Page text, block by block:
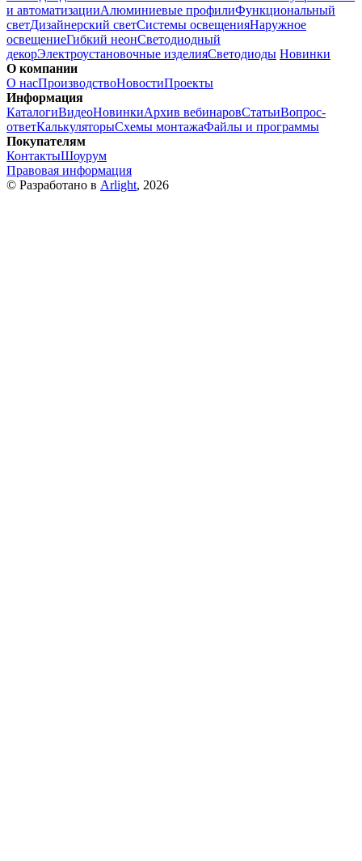
и автоматизацииАлюминиевые профилиФункциональный
светДизайнерский светСистемы освещенияНаружное
освещениеГибкий неонСветодиодный
декорЭлектроустановочные изделияСветодиоды Новинки
О компании
О насПроизводствоНовостиПроекты
Информация
КаталогиВидеоНовинкиАрхив вебинаровСтатьиВопрос-
ответКалькуляторыСхемы монтажаФайлы и программы
Покупателям
КонтактыШоурум
Правовая информация
© Разработано в Arlight, 2026